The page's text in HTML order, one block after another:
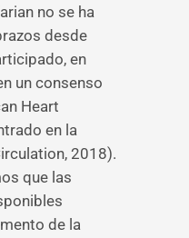
no se ha
desde
en
un consenso
Heart
en la
2018).
que las
de la